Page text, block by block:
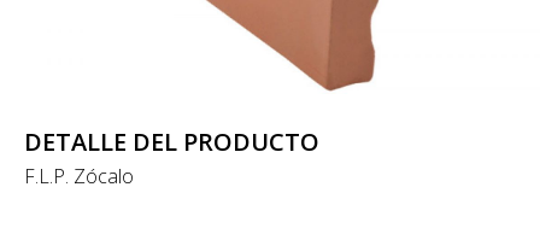
DETALLE DEL PRODUCTO
F.L.P. Zócalo